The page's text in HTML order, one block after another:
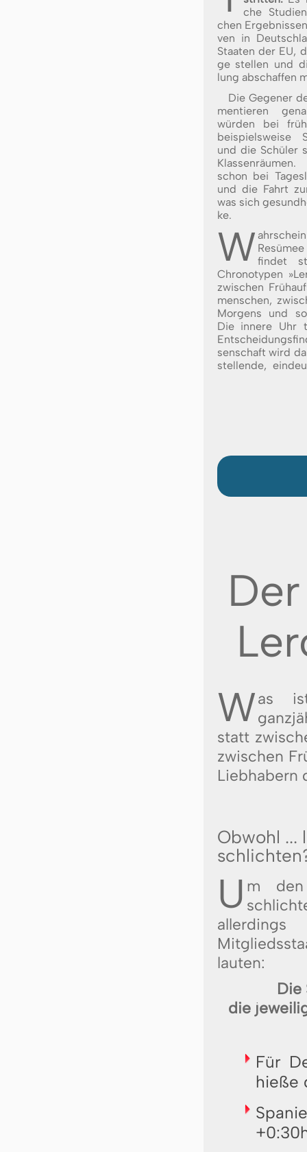
che
chen
ven in
Staa­ten der EU,
ge stel­len und
lung ab­schaf­fen
Die Gegener
men­tie­ren
würden bei
bei­spiels­wei­se
und die Schü­ler
schon bei
und die Fahrt
was sich
ke.
W fin­det
Chro­no­typen
zwi­schen
men­schen,
Mor­gens und
Die in­ne­re Uhr
sen­schaft wird
stel­lende,
Was
statt
zwi­schen
Lieb­habern
Obwohl ...
U m den
lauten:
Die
die
Für
hieße